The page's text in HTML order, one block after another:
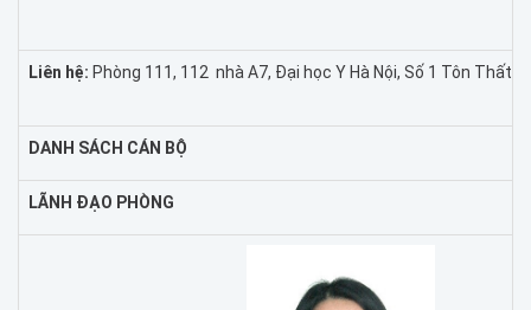
Liên hệ: Phòng 111, 112 nhà A7, Đại học Y Hà Nội, Số 1 Tôn Thất
DANH SÁCH CÁN BỘ
LÃNH ĐẠO PHÒNG